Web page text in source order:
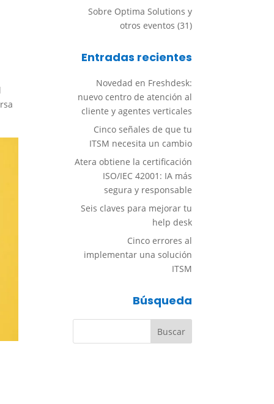
Sobre Optima Solutions y
otros eventos (31)
Entradas recientes
Novedad en Freshdesk:
nuevo centro de atención al
cliente y agentes verticales
Cinco señales de que tu
ITSM necesita un cambio
Atera obtiene la certificación
ISO/IEC 42001: IA más
segura y responsable
Seis claves para mejorar tu
help desk
Cinco errores al
implementar una solución
ITSM
Búsqueda